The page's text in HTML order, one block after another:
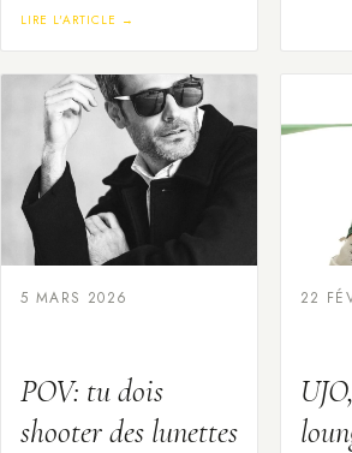
LIRE L'ARTICLE →
5 MARS 2026
POV: tu dois
shooter des lunettes
22